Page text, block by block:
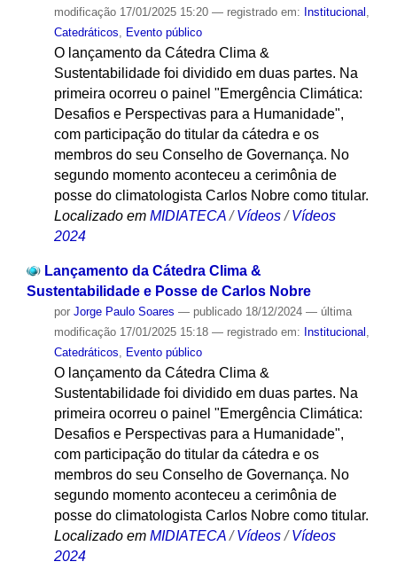
modificação17/01/2025 15:20 — registrado em: Institucional ,
Catedráticos, Evento público
O lançamento da Cátedra Clima &
Sustentabilidade foi dividido em duas partes. Na
primeira ocorreu o painel "Emergência Climática:
Desafios e Perspectivas para a Humanidade",
com participação do titular da cátedra e os
membros do seu Conselho de Governança. No
segundo momento aconteceu a cerimônia de
posse do climatologista Carlos Nobre como titular.
Localizado em MIDIATECA /Vídeos /Vídeos
2024
Lançamento da Cátedra Clima &
Sustentabilidade e Posse de Carlos Nobre
por Jorge Paulo Soares — publicado18/12/2024 — última
modificação17/01/2025 15:18 — registrado em: Institucional
Catedráticos
Evento público
O lançamento da Cátedra Clima &
Sustentabilidade foi dividido em duas partes. Na
primeira ocorreu o painel "Emergência Climática:
Desafios e Perspectivas para a Humanidade",
com participação do titular da cátedra e os
membros do seu Conselho de Governança. No
segundo momento aconteceu a cerimônia de
posse do climatologista Carlos Nobre como titular.
Localizado em MIDIATECA /Vídeos /Vídeos
2024